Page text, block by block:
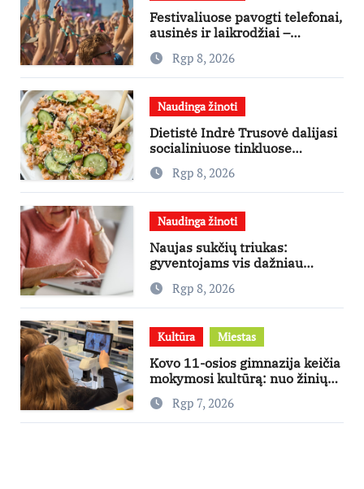
Festivaliuose pavogti telefonai,
ausinės ir laikrodžiai –
ekspertai primena apie
didžiausias finansines rizikas
Rgp 8, 2026
Naudinga žinoti
Dietistė Indrė Trusovė dalijasi
socialiniuose tinkluose
išpopuliarėjusiu lašišos salotų
receptuRgp 8, 2026
Naudinga žinoti
Naujas sukčių triukas:
gyventojams vis dažniau
skambina per „Viber“
Rgp 8, 2026
Kultūra Miestas
Kovo 11-osios gimnazija keičia
mokymosi kultūrą: nuo žinių
kaupimo – prie jų supratimo ir
taikymo
Rgp 7, 2026